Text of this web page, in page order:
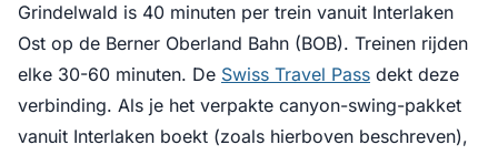
Grindelwald is 40 minuten per trein vanuit Interlaken
Ost op de Berner Oberland Bahn (BOB). Treinen rijden
elke 30-60 minuten. De Swiss Travel Pass dekt deze
verbinding. Als je het verpakte canyon-swing-pakket
vanuit Interlaken boekt (zoals hierboven beschreven),